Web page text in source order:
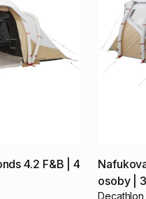
4.2 F&B
4
osoby
3
Decathlon